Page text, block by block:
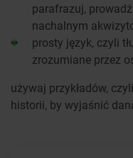
parafrazuj,
nachalnym
prosty język, czyli
zrozumiane przez
używaj przykładów,
historii, by wyjaśnić